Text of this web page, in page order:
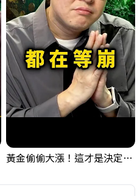
黃金偷偷大漲！這才是決定台股生死的「真風向球」！｜Mr.Jimmy高志銘 #黃金 #美元指數 #聯準會